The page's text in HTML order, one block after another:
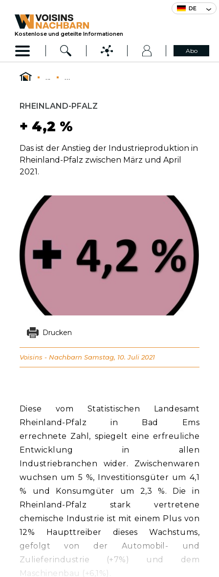
DE
Kostenlose und geteilte Informationen
Abo
... ...
RHEINLAND-PFALZ
+ 4,2 %
Das ist der Anstieg der Industrieproduktion in
Rheinland-Pfalz zwischen März und April
2021.
Diese vom Statistischen Landesamt
Rheinland-Pfalz in Bad Ems
errechnete Zahl, spiegelt eine erfreuliche
Entwicklung in allen
Industriebranchen wider. Zwischenwaren
wuchsen um 5 %, Investitionsgüter um 4,1
% und Konsumgüter um 2,3 %. Die in
Rheinland-Pfalz stark vertretene
chemische Industrie ist mit einem Plus von
12% Haupttreiber dieses Wachstums,
gefolgt von der Automobil- und
Zulieferindustrie (+7%) und dem
Maschinenbau (+6,1%).
Drucken
Voisins - Nachbarn Samstag, 10. Juli 2021